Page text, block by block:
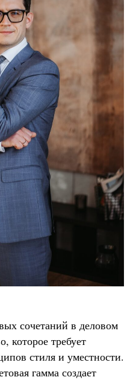
сочетаний в деловом
которое требует
стиля и уместности.
гамма создает